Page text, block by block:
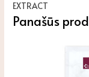
EXTRACT
Panašūs